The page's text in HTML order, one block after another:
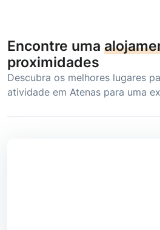
Encontre uma
proximidades
Descubra os melhores lugares
atividade em Atenas para uma